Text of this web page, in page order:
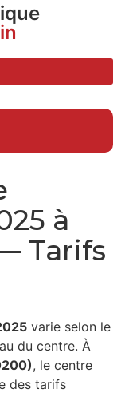
à
Tarifs
varie selon le
du centre. À
, le centre
des tarifs